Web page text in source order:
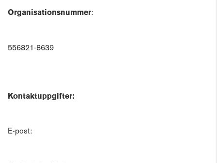
Organisationsnummer:
556821-8639
Kontaktuppgifter:
E-post: